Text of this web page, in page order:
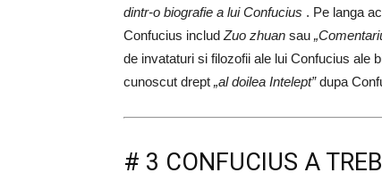
dintr-o biografie a lui Confucius . Pe langa
Confucius includ Zuo zhuan sau
de invataturi si filozofii ale lui Confucius ale
cunoscut drept „al doilea Intelept”dupa
# 3 CONFUCIUS A